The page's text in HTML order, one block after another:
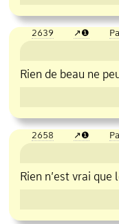
2639 ❶
Rien de beau ne
2658 ❶
Rien n’est vrai que